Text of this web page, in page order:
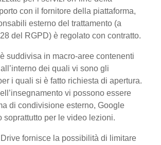
con il fornitore della piattaforma,
esterno del trattamento (a
del RGPD) è regolato con contratto.
suddivisa in macro-aree contenenti
dei quali vi sono gli
i quali si è fatto richiesta di apertura.
vi possono essere
di condivisione esterno, Google
soprattutto per le video lezioni.
fornisce la possibilità di limitare